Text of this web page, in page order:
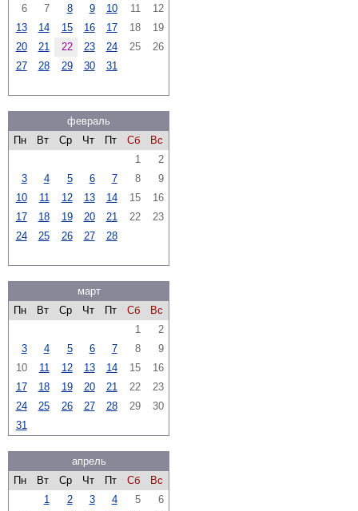
6
7 8 9 10 11
12
13
14 15 16 17 18
19
20
21 22 23 24 25
26
27
28 29 30 31
февраль
Пн
Вт Ср Чт Пт Сб
Вс
1
2
3
4 5 6 7 8
9
10
11 12 13 14 15
16
17
18 19 20 21 22
23
24
25 26 27 28
март
Пн
Вт Ср Чт Пт Сб
Вс
1
2
3
4 5 6 7 8
9
10
11 12 13 14 15
16
17
18 19 20 21 22
23
24
25 26 27 28 29
30
31
апрель
Пн
Вт Ср Чт Пт Сб
Вс
1
2 3 4 5
6